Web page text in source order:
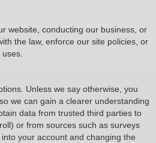
website, conducting our business, or
the law, enforce our site policies, or
Unless we say otherwise, you
we can gain a clearer understanding
data from trusted third parties to
or from sources such as surveys
your account and changing the